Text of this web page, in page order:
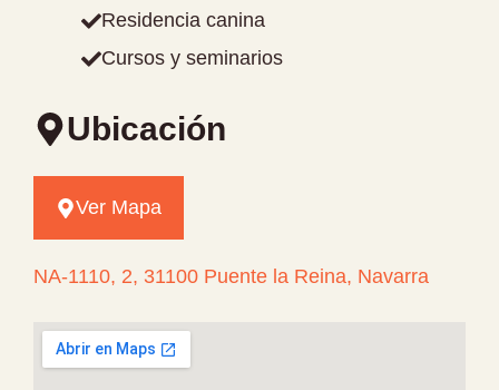
Residencia canina
Cursos y seminarios
Ubicación
Ver Mapa
NA-1110, 2, 31100 Puente la Reina, Navarra